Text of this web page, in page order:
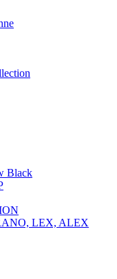
Black
LEX, ALEX